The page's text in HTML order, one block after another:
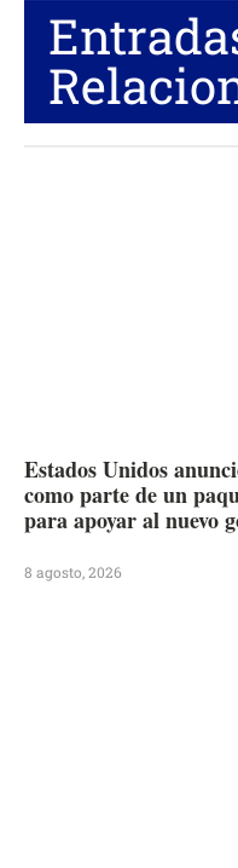
Estados Unidos
como parte de un
para apoyar al nuevo
8 agosto, 2026